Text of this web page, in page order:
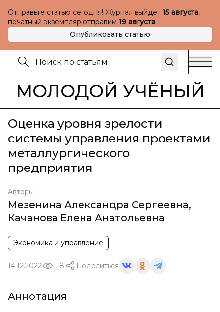
Отправьте статью сегодня! Журнал выйдет 15 августа,
печатный экземпляр отправим 19 августа
Опубликовать статью
МОЛОДОЙ УЧЁНЫЙ
Оценка уровня зрелости
системы управления проектами
металлургического
предприятия
Авторы
Мезенина Александра Сергеевна,
Качанова Елена Анатольевна
Экономика и управление
14.12.2022 118 Поделиться
Аннотация